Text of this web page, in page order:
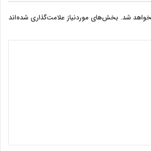
شد. بخش‌های موردنیاز علامت‌گذاری شده‌اند